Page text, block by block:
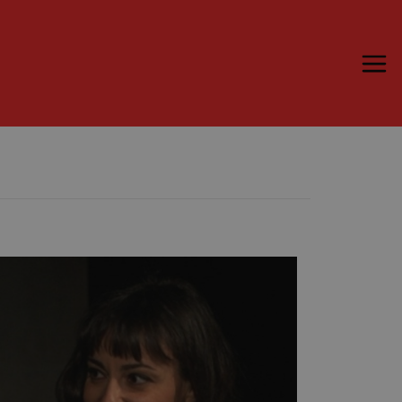
Ospiti
News & Kit